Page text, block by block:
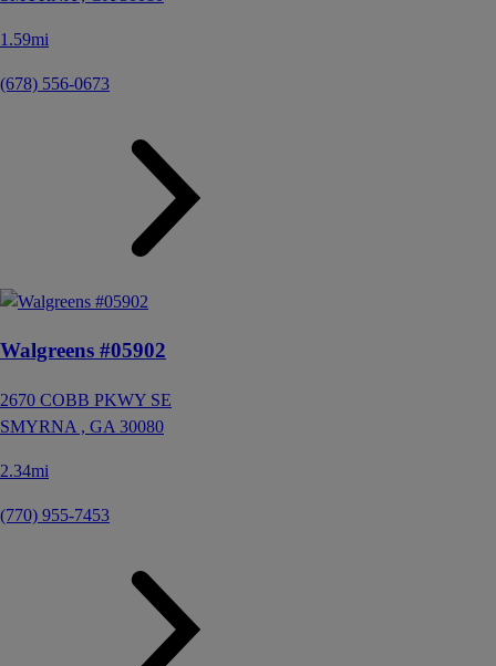
1.59mi
(678) 556-0673
Walgreens #05902
2670 COBB PKWY SE
SMYRNA , GA 30080
2.34mi
(770) 955-7453